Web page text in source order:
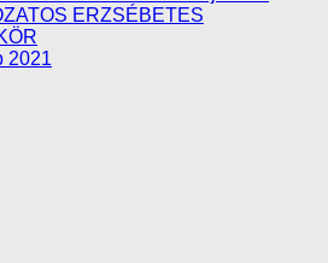
ERZSÉBETES
2021